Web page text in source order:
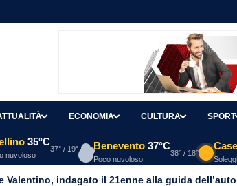
ECONOMIA CULTURA SPORT
35°C
nuvoloso
37° / 19° Benevento 37°C
Poco nuvoloso
38° / 18°
Valentino, indagato il 21enne alla guida